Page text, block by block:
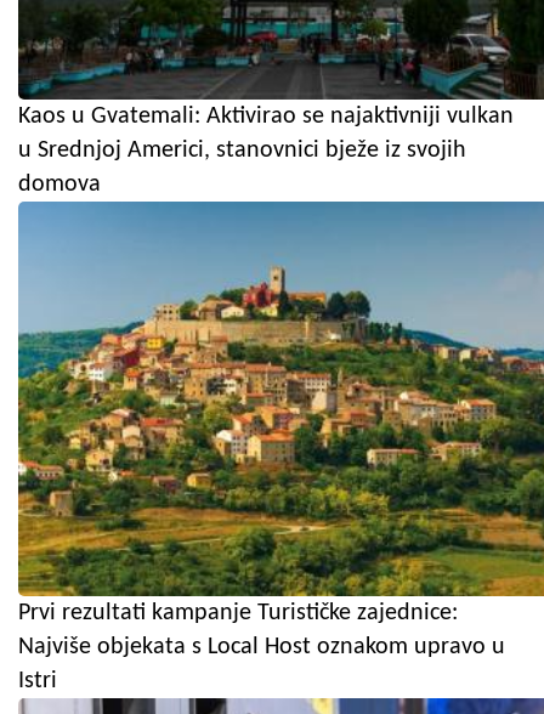
Kaos u Gvatemali: Aktivirao se najaktivniji vulkan
u Srednjoj Americi, stanovnici bježe iz svojih
domova
Prvi rezultati kampanje Turističke zajednice:
Najviše objekata s Local Host oznakom upravo u
Istri